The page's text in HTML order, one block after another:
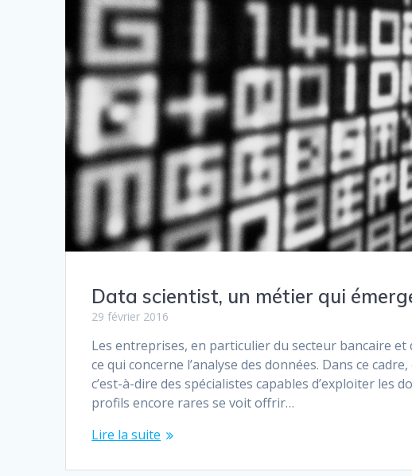
Data scientist, un métier qui
29 février 2016
Les entreprises, en particulier du secteur bancaire
ce qui concerne l’analyse des données. Dans ce
c’est-à-dire des spécialistes capables d’exploiter les
profils encore rares se voit offrir…
Lire la suite